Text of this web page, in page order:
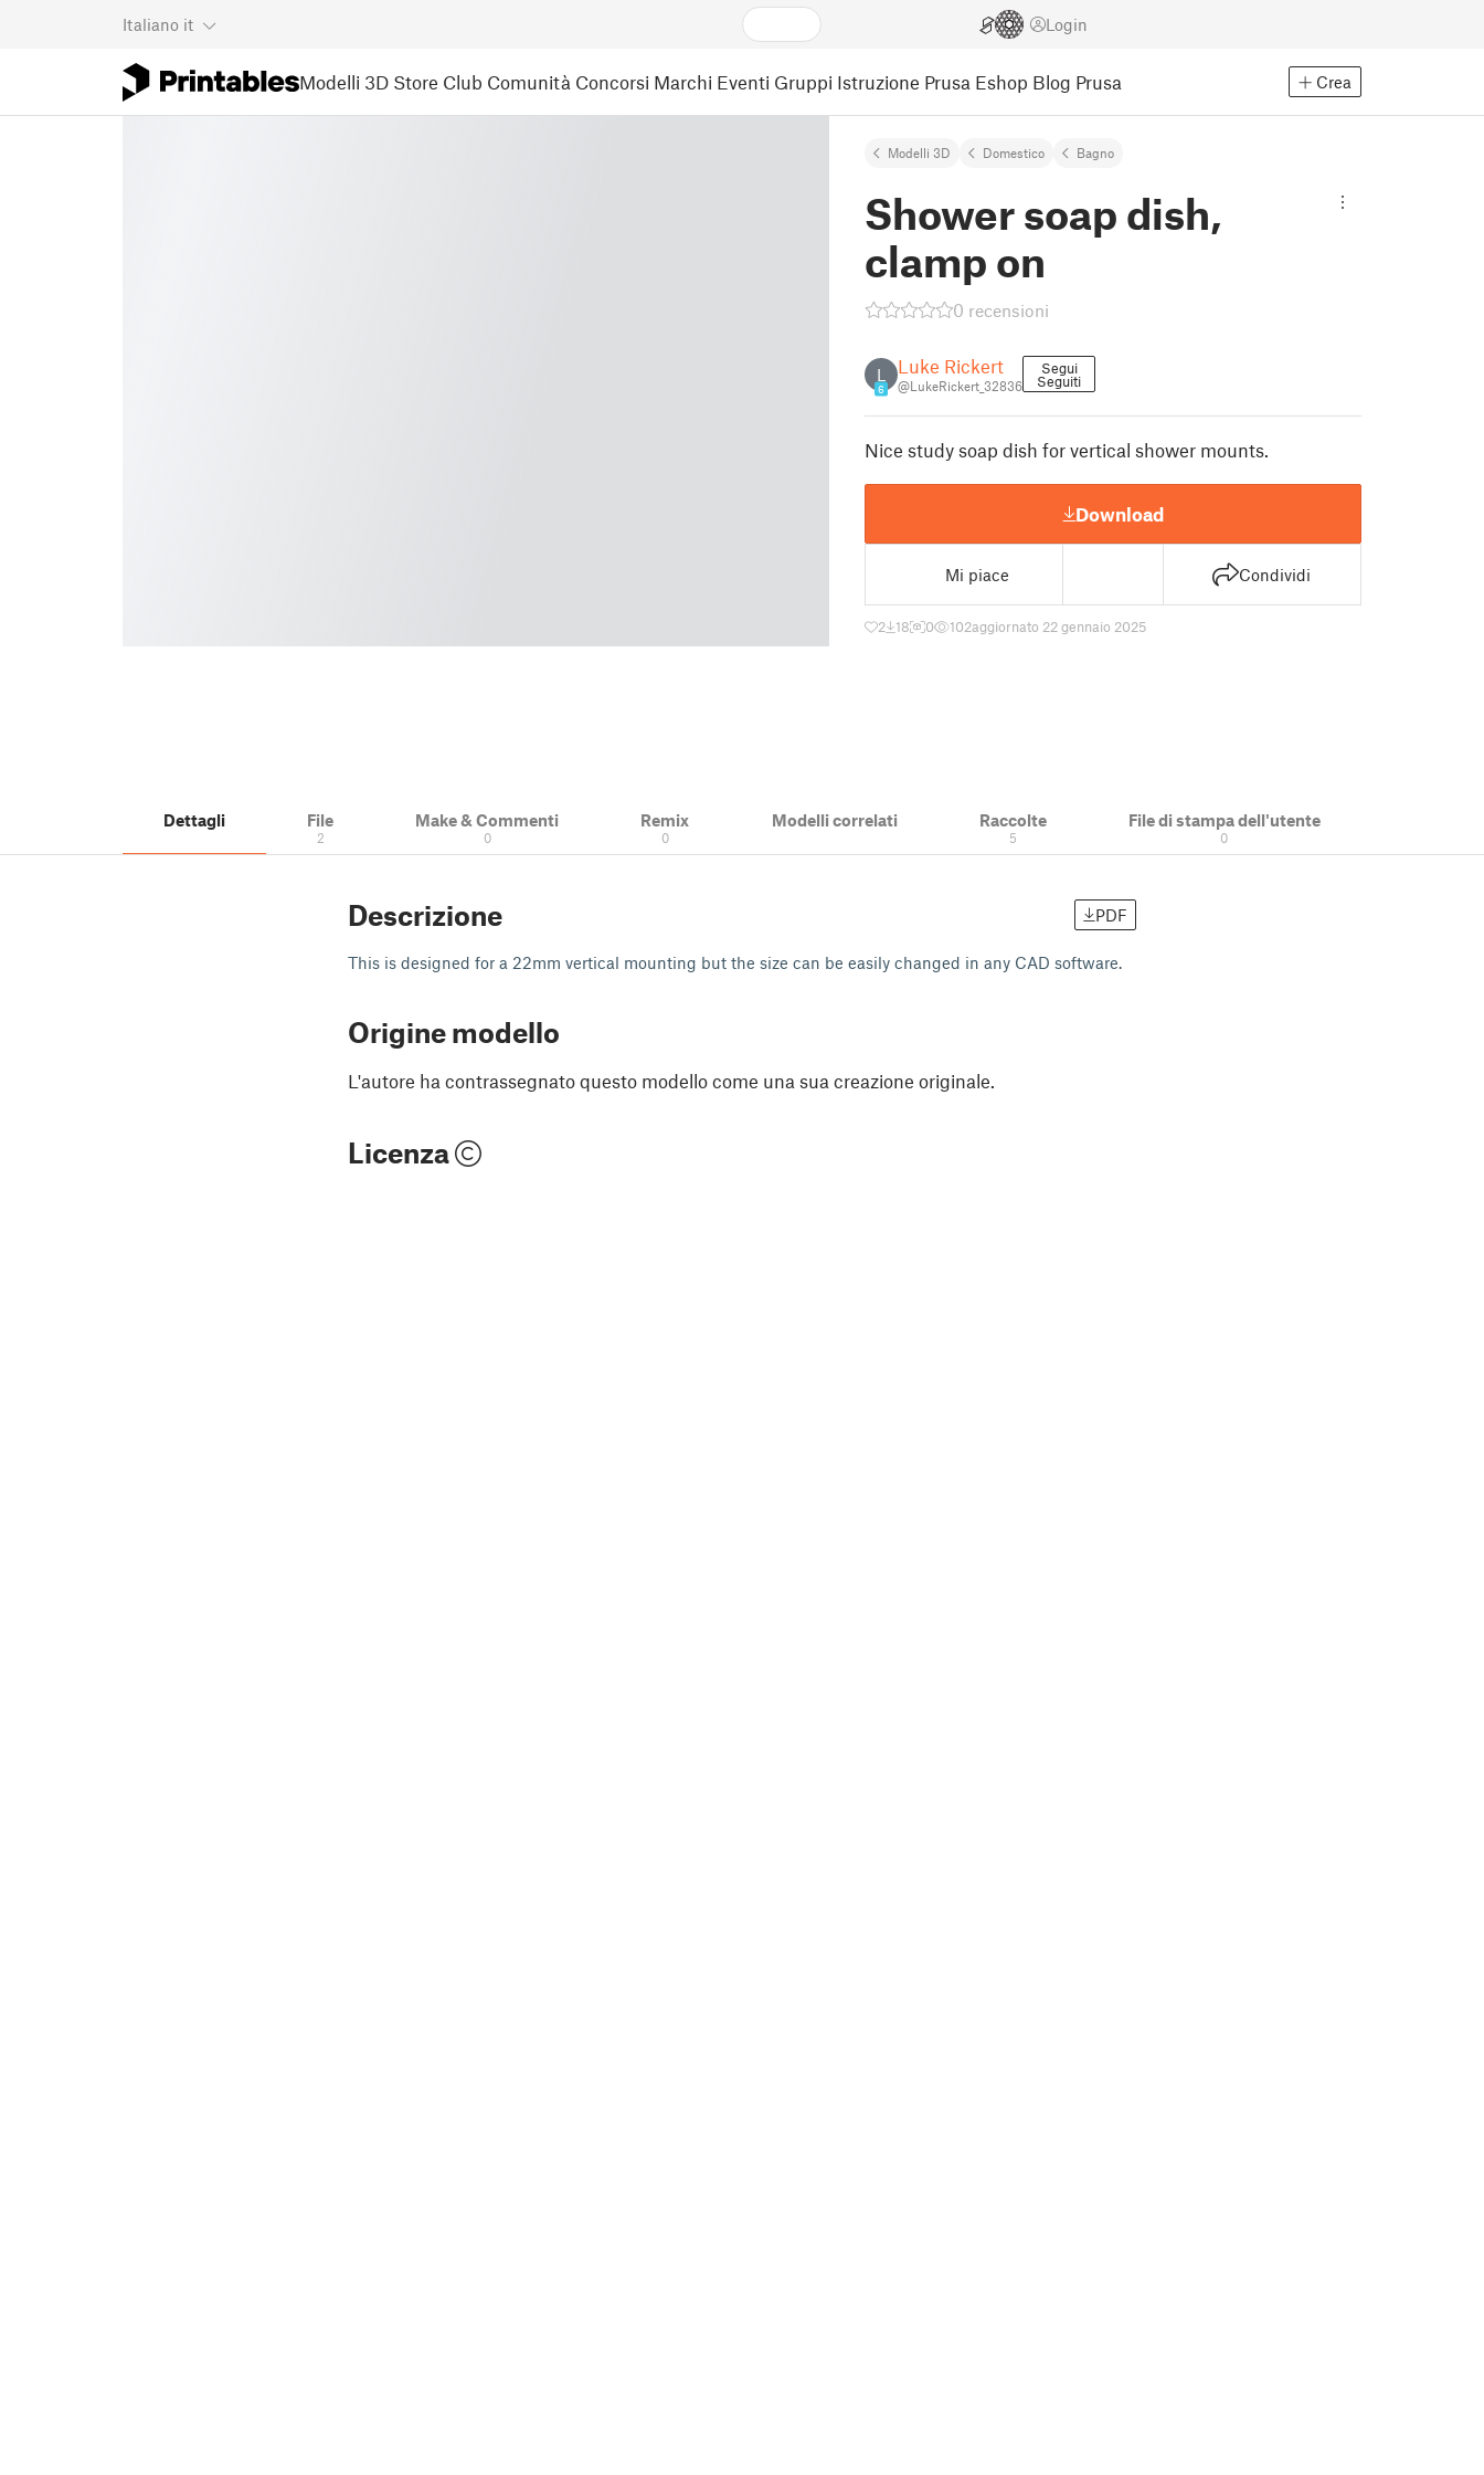
Italiano it Login
Modelli 3D Store Club Comunità Concorsi Marchi Eventi Gruppi Istruzione Prusa Eshop Blog Prusa Crea
Modelli 3D Domestico Bagno
Shower soap dish,
clamp on
0 recensioni
L
6
Luke Rickert
@LukeRickert_32836
Segui
Seguiti
Nice study soap dish for vertical shower mounts.
Download
Mi piace Condividi
2 18 0 102aggiornato 22 gennaio 2025
Dettagli File
2
Make & Commenti
0
Remix
0
Modelli correlati Raccolte
5
File di stampa dell'utente
0
Descrizione PDF
This is designed for a 22mm vertical mounting but the size can be easily changed in any CAD software.
Origine modello
L'autore ha contrassegnato questo modello come una sua creazione originale.
Licenza